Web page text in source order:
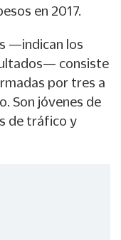
en 2017.
—indican los
consiste
por tres a
Son jóvenes de
de tráfico y